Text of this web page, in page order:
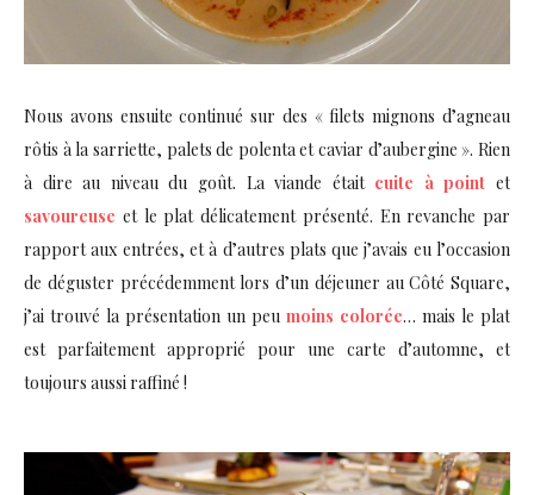
Nous avons ensuite continué sur des « filets mignons d’agneau
rôtis à la sarriette, palets de polenta et caviar d’aubergine ». Rien
à dire au niveau du goût. La viande était cuite à point et
savoureuse et le plat délicatement présenté. En revanche par
rapport aux entrées, et à d’autres plats que j’avais eu l’occasion
de déguster précédemment lors d’un déjeuner au Côté Square,
j’ai trouvé la présentation un peu moins colorée… mais le plat
est parfaitement approprié pour une carte d’automne, et
toujours aussi raffiné !